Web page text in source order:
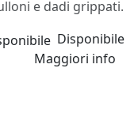
e dadi grippati.
Disponibile
Maggiori info